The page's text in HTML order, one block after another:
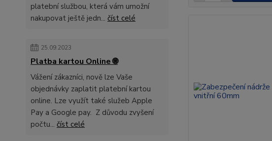
platební službou, která vám umožní
nakupovat ještě jedn... číst celé
25.09.2023
Platba kartou Online 🌐
Vážení zákazníci, nově lze Vaše
objednávky zaplatit platební kartou
online. Lze využít také služeb Apple
Pay a Google pay. Z důvodu zvyšení
počtu... číst celé